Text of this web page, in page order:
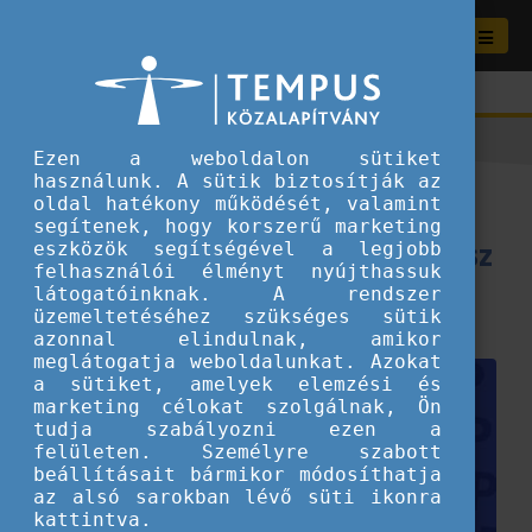
Bemutatkoznak a magyar
Eurodesk hálózat tagjai! 8. rész
2026.02.06.
Szervezeteknek ajánljuk
Ezen a weboldalon sütiket
használunk. A sütik biztosítják az
oldal hatékony működését, valamint
segítenek, hogy korszerű marketing
eszközök segítségével a legjobb
felhasználói élményt nyújthassuk
látogatóinknak. A rendszer
üzemeltetéséhez szükséges sütik
azonnal elindulnak, amikor
meglátogatja weboldalunkat. Azokat
a sütiket, amelyek elemzési és
marketing célokat szolgálnak, Ön
tudja szabályozni ezen a
felületen. Személyre szabott
beállításait bármikor módosíthatja
az alsó sarokban lévő süti ikonra
kattintva.